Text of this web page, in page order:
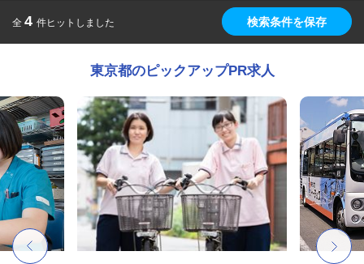
全 4 件ヒットしました 検索条件を保存
東京都のピックアップPR求人